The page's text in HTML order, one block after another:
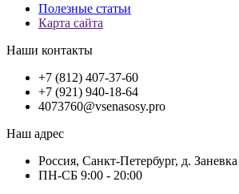
Полезные статьи
Карта сайта
Наши контакты
+7 (812) 407-37-60
+7 (921) 940-18-64
4073760@vsenasosy.pro
Наш адрес
Россия, Санкт-Петербург, д.
ПН-СБ 9:00 - 20:00